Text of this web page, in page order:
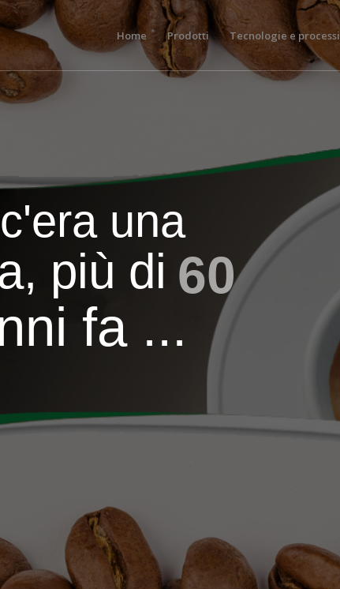
Home Prodotti Tecnologie e processi
fa ...
60
più di
una